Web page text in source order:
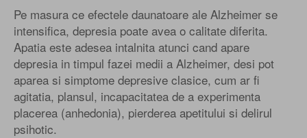
Pe masura ce efectele daunatoare ale Alzheimer se
intensifica, depresia poate avea o calitate diferita.
Apatia este adesea intalnita atunci cand apare
depresia in timpul fazei medii a Alzheimer, desi pot
aparea si simptome depresive clasice, cum ar fi
agitatia, plansul, incapacitatea de a experimenta
placerea (anhedonia), pierderea apetitului si delirul
psihotic.